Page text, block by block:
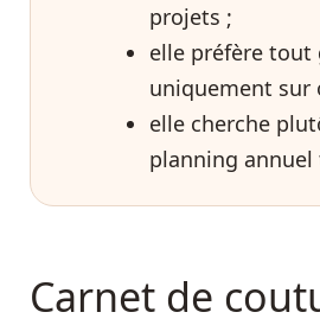
projets ;
elle préfère tout
uniquement sur
elle cherche
planning
Carnet de